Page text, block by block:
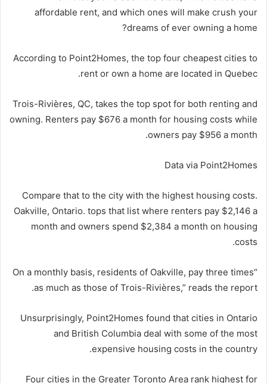
affordable rent, and which ones will make crush your
dreams of ever owning a home?
According to Point2Homes, the top four cheapest cities to
rent or own a home are located in Quebec.
Trois-Rivières, QC, takes the top spot for both renting and
owning. Renters pay $676 a month for housing costs while
owners pay $956 a month.
Data via Point2Homes
Compare that to the city with the highest housing costs.
Oakville, Ontario. tops that list where renters pay $2,146 a
month and owners spend $2,384 a month on housing
costs.
“On a monthly basis, residents of Oakville, pay three times
as much as those of Trois-Rivières,” reads the report.
Unsurprisingly, Point2Homes found that cities in Ontario
and British Columbia deal with some of the most
expensive housing costs in the country.
Four cities in the Greater Toronto Area rank highest for